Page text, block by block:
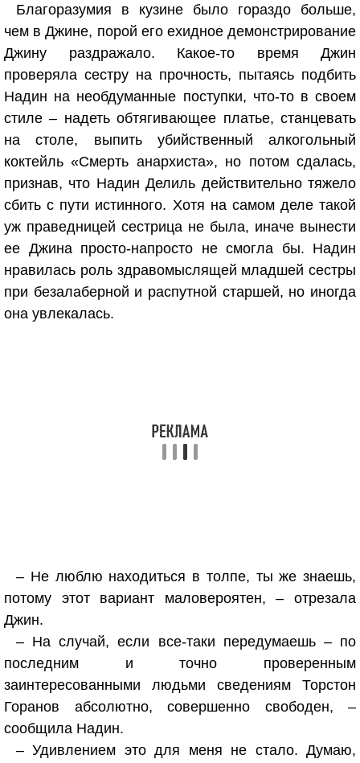
Благоразумия в кузине было гораздо больше,
чем в Джине, порой его ехидное демонстрирование
Джину раздражало. Какое-то время Джин
проверяла сестру на прочность, пытаясь подбить
Надин на необдуманные поступки, что-то в своем
стиле – надеть обтягивающее платье, станцевать
на столе, выпить убийственный алкогольный
коктейль «Смерть анархиста», но потом сдалась,
признав, что Надин Делиль действительно тяжело
сбить с пути истинного. Хотя на самом деле такой
уж праведницей сестрица не была, иначе вынести
ее Джина просто-напросто не смогла бы. Надин
нравилась роль здравомыслящей младшей сестры
при безалаберной и распутной старшей, но иногда
она увлекалась.
– Не люблю находиться в толпе, ты же знаешь,
потому этот вариант маловероятен, – отрезала
Джин.
– На случай, если все-таки передумаешь – по
последним и точно проверенным
заинтересованными людьми сведениям Торстон
Горанов абсолютно, совершенно свободен, –
сообщила Надин.
– Удивлением это для меня не стало. Думаю,